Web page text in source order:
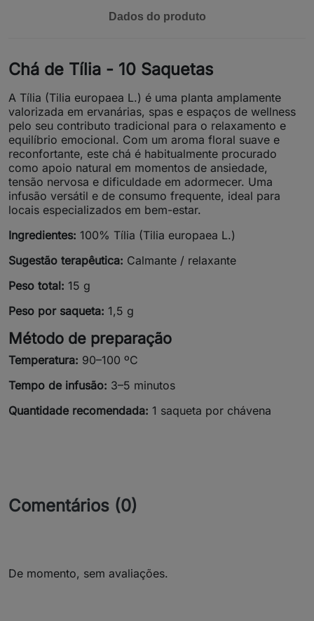
Dados do produto
Chá de Tília - 10 Saquetas
A Tília (Tilia europaea L.) é uma planta amplamente
valorizada em ervanárias, spas e espaços de wellness
pelo seu contributo tradicional para o relaxamento e
equilíbrio emocional. Com um aroma floral suave e
reconfortante, este chá é habitualmente procurado
como apoio natural em momentos de ansiedade,
tensão nervosa e dificuldade em adormecer. Uma
infusão versátil e de consumo frequente, ideal para
locais especializados em bem-estar.
Ingredientes: 100% Tília (Tilia europaea L.)
Sugestão terapêutica: Calmante / relaxante
Peso total: 15 g
Peso por saqueta: 1,5 g
Método de preparação
Temperatura: 90–100 ºC
Tempo de infusão: 3–5 minutos
Quantidade recomendada: 1 saqueta por chávena
Comentários (0)
De momento, sem avaliações.